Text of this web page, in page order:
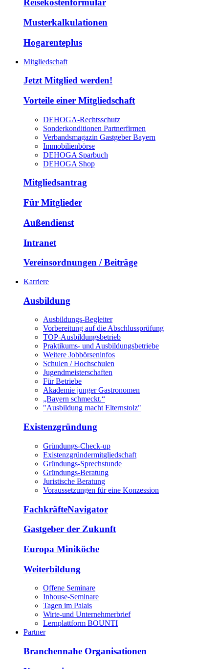
Reisekostenformular
Musterkalkulationen
Hogarenteplus
Mitgliedschaft
Jetzt Mitglied werden!
Vorteile einer Mitgliedschaft
DEHOGA-Rechtsschutz
Sonderkonditionen Partnerfirmen
Verbandsmagazin Gastgeber Bayern
Immobilienbörse
DEHOGA Sparbuch
DEHOGA Shop
Mitgliedsantrag
Für Mitglieder
Außendienst
Intranet
Vereinsordnungen / Beiträge
Karriere
Ausbildung
Ausbildungs-Begleiter
Vorbereitung auf die Abschlussprüfung
TOP-Ausbildungsbetrieb
Praktikums- und Ausbildungsbetriebe
Weitere Jobbörseninfos
Schulen / Hochschulen
Jugendmeisterschaften
Für Betriebe
Akademie junger Gastronomen
„Bayern schmeckt.“
"Ausbildung macht Elternstolz"
Existenzgründung
Gründungs-Check-up
Existenzgründermitgliedschaft
Gründungs-Sprechstunde
Gründungs-Beratung
Juristische Beratung
Voraussetzungen für eine Konzession
FachkräfteNavigator
Gastgeber der Zukunft
Europa Miniköche
Weiterbildung
Offene Seminare
Inhouse-Seminare
Tagen im Palais
Wirte-und Unternehmerbrief
Lernplattform BOUNTI
Partner
Branchennahe Organisationen